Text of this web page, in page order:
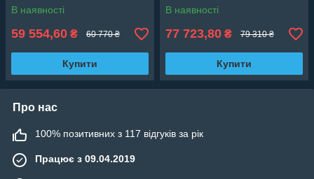
В наявності
59 554,60 ₴ 60 770 ₴
Купити
В наявності
77 723,80 ₴ 79 310 ₴
Купити
Про нас
100% позитивних з 117 відгуків за рік
Працює з 09.04.2019